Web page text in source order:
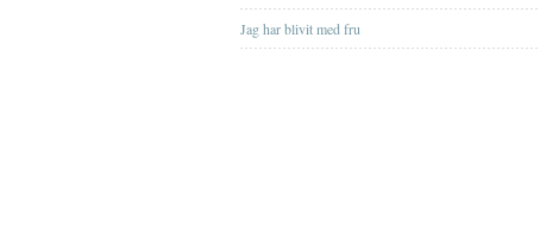
Jag har blivit med fru